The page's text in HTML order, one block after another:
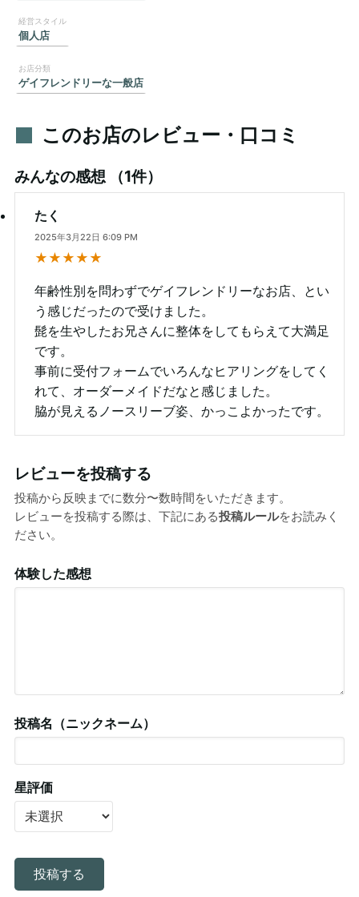
個人店
ゲイフレンドリーな一般店
このお店のレビュー・口コミ
みんなの感想 （1件）
たく
2025年3月22日 6:09 PM
★★★★★
年齢性別を問わずでゲイフレンドリーなお店、とい
う感じだったので受けました。
髭を生やしたお兄さんに整体をしてもらえて大満足
です。
事前に受付フォームでいろんなヒアリングをしてく
れて、オーダーメイドだなと感じました。
脇が見えるノースリーブ姿、かっこよかったです。
レビューを投稿する
投稿から反映までに数分〜数時間をいただきます。
レビューを投稿する際は、下記にある投稿ルールをお読みく
ださい。
体験した感想
投稿名（ニックネーム）
星評価